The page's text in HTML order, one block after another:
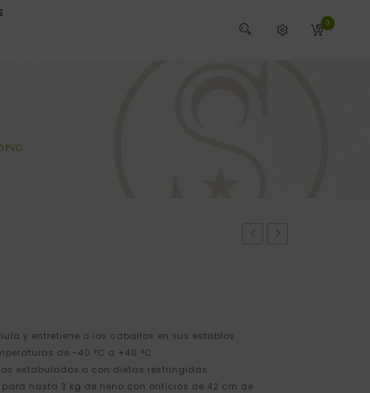
0
PVC
y entretiene a los caballos en sus establos.
de -40 °C a +40 °C.
estabulados o con dietas restringidas.
hasta 3 kg de heno con orificios de 42 cm de